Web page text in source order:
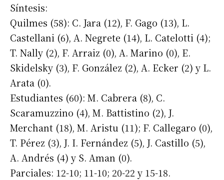
Síntesis:
Quilmes (58): C. Jara (12), F. Gago (13), L.
Castellani (6), A. Negrete (14), L. Catelotti (4);
T. Nally (2), F. Arraiz (0), A. Marino (0), E.
Skidelsky (3), F. González (2), A. Ecker (2) y L.
Arata (0).
Estudiantes (60): M. Cabrera (8), C.
Scaramuzzino (4), M. Battistino (2), J.
Merchant (18), M. Aristu (11); F. Callegaro (0),
T. Pérez (3), J. I. Fernández (5), J. Castillo (5),
A. Andrés (4) y S. Aman (0).
Parciales: 12-10; 11-10; 20-22 y 15-18.